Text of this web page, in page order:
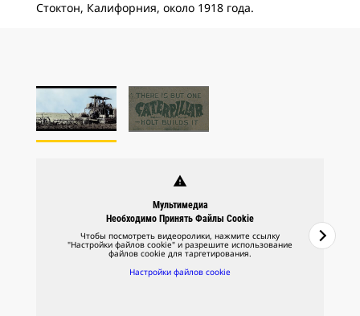
Стоктон, Калифорния, около 1918 года.
warning
Мультимедиа
Необходимо Принять Файлы Cookie
Чтобы посмотреть видеоролики, нажмите ссылку
"Настройки файлов cookie" и разрешите использование
файлов cookie для таргетирования.
Настройки файлов cookie